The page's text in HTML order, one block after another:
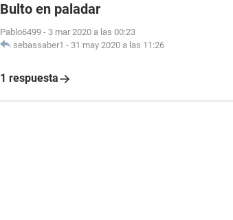
Bulto en paladar
Pablo6499 - 3 mar 2020 a las 00:23
sebassaber1 - 31 may 2020 a las 11:26
1 respuesta